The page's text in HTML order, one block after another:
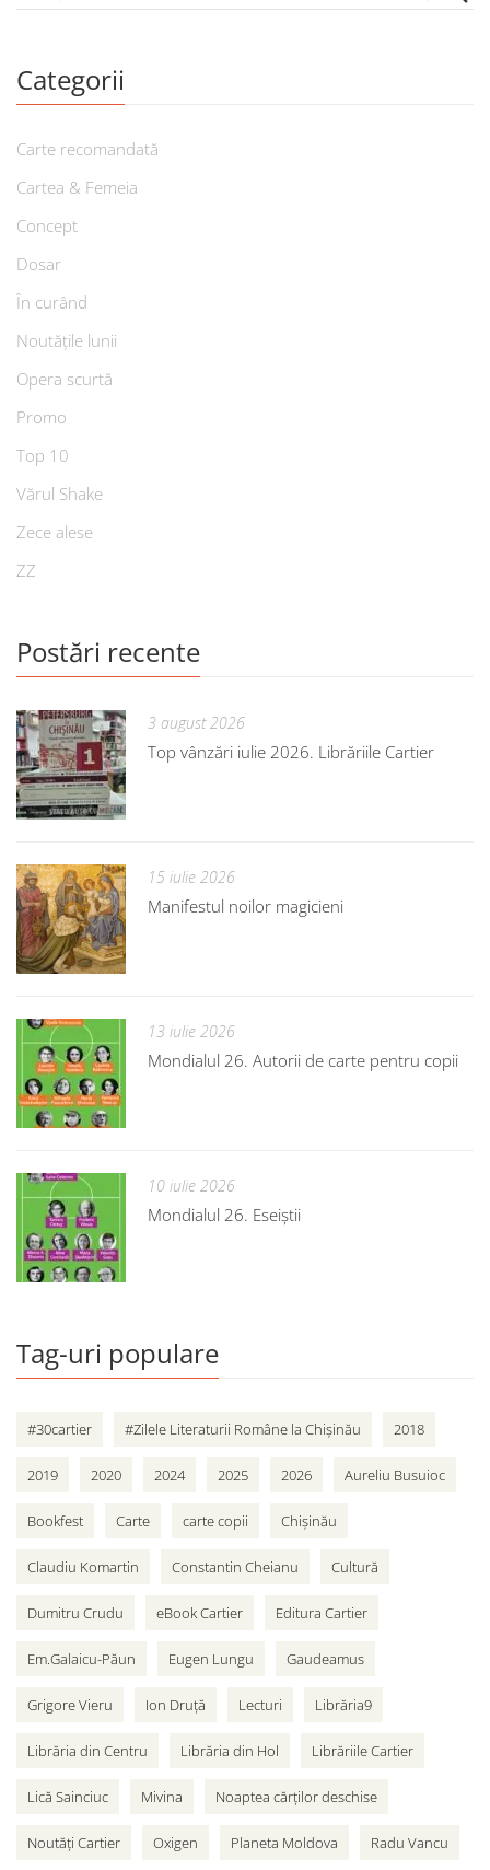
Categorii
Carte recomandată
Cartea & Femeia
Concept
Dosar
În curând
Noutățile lunii
Opera scurtă
Promo
Top 10
Vărul Shake
Zece alese
ZZ
Postări recente
3 august 2026
Top vânzări iulie 2026. Librăriile Cartier
15 iulie 2026
Manifestul noilor magicieni
13 iulie 2026
Mondialul 26. Autorii de carte pentru copii
10 iulie 2026
Mondialul 26. Eseiștii
Tag-uri populare
#30cartier #Zilele Literaturii Române la Chișinău 2018
2019 2020 2024 2025 2026 Aureliu Busuioc
Bookfest Carte carte copii Chișinău
Claudiu Komartin Constantin Cheianu Cultură
Dumitru Crudu eBook Cartier Editura Cartier
Em.Galaicu-Păun Eugen Lungu Gaudeamus
Grigore Vieru Ion Druță Lecturi Librăria9
Librăria din Centru Librăria din Hol Librăriile Cartier
Lică Sainciuc Mivina Noaptea cărților deschise
Noutăți Cartier Oxigen Planeta Moldova Radu Vancu